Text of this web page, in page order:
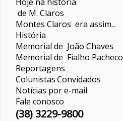
de M. Claros
Montes Claros era assim...
História
Memorial de João Chaves
Memorial de Fialho Pacheco
Reportagens
ColunistasConvidados
Notícias por e-mail
Fale conosco
(38) 3229-9800